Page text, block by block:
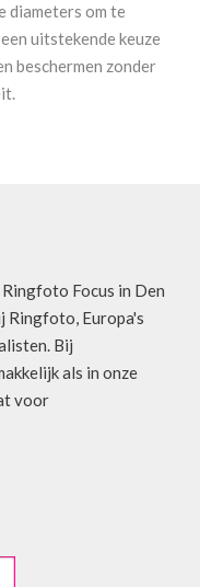
diameters om te
uitstekende keuze
beschermen zonder
Focus in Den
Ringfoto, Europa's
Bij
als in onze
voor